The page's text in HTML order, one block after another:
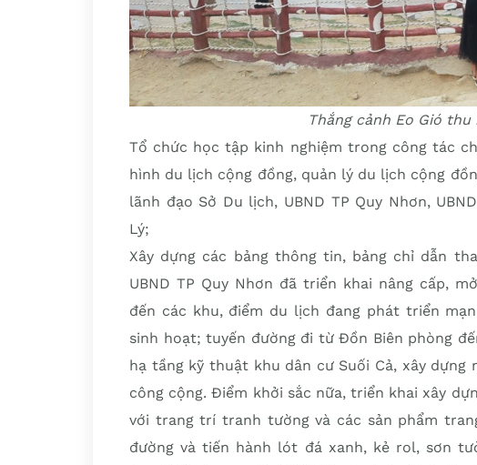
Thắng cảnh Eo Gió
Tổ chức học tập kinh nghiệm trong công tác
hình du lịch cộng đồng, quản lý du lịch cộng
lãnh đạo Sở Du lịch, UBND TP Quy Nhơn,
Lý;
Xây dựng các bảng thông tin, bảng chỉ dẫn
UBND TP Quy Nhơn đã triển khai nâng cấp,
đến các khu, điểm du lịch đang phát triển
sinh hoạt; tuyến đường đi từ Đồn Biên phòng
hạ tầng kỹ thuật khu dân cư Suối Cả, xây dựng
công cộng. Điểm khởi sắc nữa, triển khai xây
với trang trí tranh tường và các sản phẩm
đường và tiến hành lót đá xanh, kẻ rol, sơn